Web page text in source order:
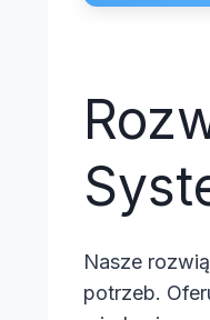
Nasze
potrzeb.